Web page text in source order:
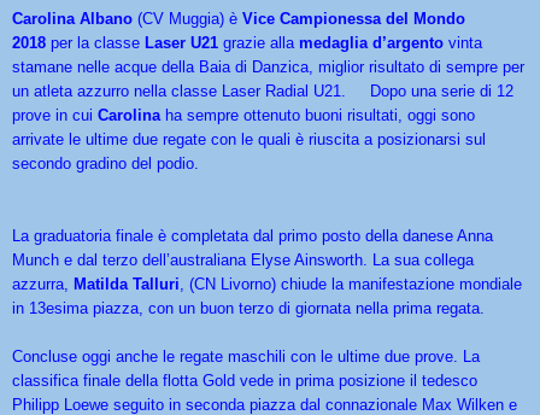
Carolina Albano (CV Muggia) è Vice Campionessa del Mondo
2018 per la classe Laser U21 grazie alla medaglia d’argento vinta
stamane nelle acque della Baia di Danzica, miglior risultato di sempre per
un atleta azzurro nella classe Laser Radial U21. Dopo una serie di 12
prove in cui Carolina ha sempre ottenuto buoni risultati, oggi sono
arrivate le ultime due regate con le quali è riuscita a posizionarsi sul
secondo gradino del podio.
La graduatoria finale è completata dal primo posto della danese Anna
Munch e dal terzo dell’australiana Elyse Ainsworth. La sua collega
azzurra,
Matilda Talluri , (CN Livorno) chiude la manifestazione mondiale
in 13esima piazza, con un buon terzo di giornata nella prima regata.
Concluse oggi anche le regate maschili con le ultime due prove. La
classifica finale della flotta Gold vede in prima posizione il tedesco
Philipp Loewe seguito in seconda piazza dal connazionale Max Wilken e